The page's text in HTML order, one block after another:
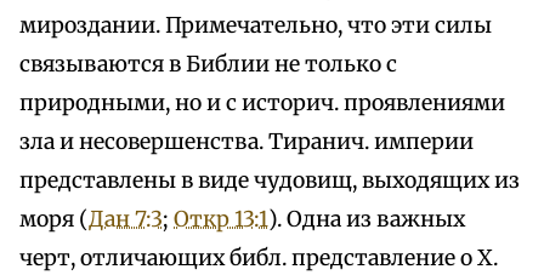
мироздании. Примечательно, что эти силы
связываются в Библии не только с
природными, но и с историч. проявлениями
зла и несовершенства. Тиранич. империи
представлены в виде чудовищ, выходящих из
моря (Дан 7:3; Откр 13:1). Одна из важных
черт, отличающих библ. представление о Х.